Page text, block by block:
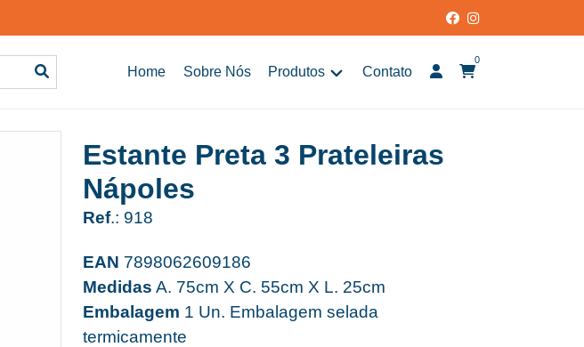
Home Sobre Nós Produtos Contato
0
Estante Preta 3 Prateleiras
Nápoles
Ref.: 918
EAN 7898062609186
Medidas A. 75cm X C. 55cm X L. 25cm
Embalagem 1 Un. Embalagem selada
termicamente